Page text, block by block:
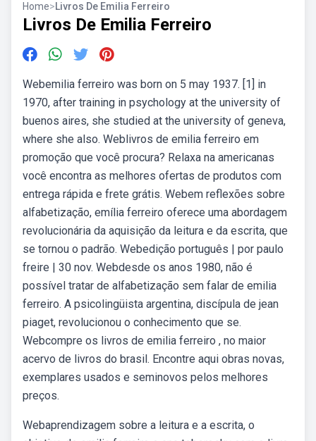
Home>Livros De Emilia Ferreiro
Livros De Emilia Ferreiro
Webemilia ferreiro was born on 5 may 1937. [1] in
1970, after training in psychology at the university of
buenos aires, she studied at the university of geneva,
where she also. Weblivros de emilia ferreiro em
promoção que você procura? Relaxa na americanas
você encontra as melhores ofertas de produtos com
entrega rápida e frete grátis. Webem reflexões sobre
alfabetização, emília ferreiro oferece uma abordagem
revolucionária da aquisição da leitura e da escrita, que
se tornou o padrão. Webedição português | por paulo
freire | 30 nov. Webdesde os anos 1980, não é
possível tratar de alfabetização sem falar de emilia
ferreiro. A psicolingüista argentina, discípula de jean
piaget, revolucionou o conhecimento que se.
Webcompre os livros de emilia ferreiro , no maior
acervo de livros do brasil. Encontre aqui obras novas,
exemplares usados e seminovos pelos melhores
preços.
Webaprendizagem sobre a leitura e a escrita, o